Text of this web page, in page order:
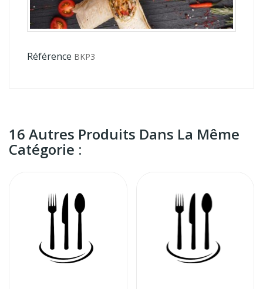
Référence BKP3
16 Autres Produits Dans La Même
Catégorie :